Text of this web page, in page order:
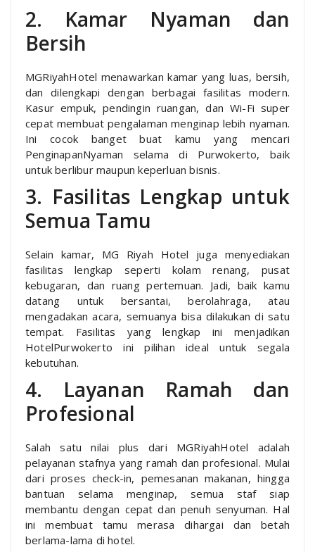
2. Kamar Nyaman dan
Bersih
MGRiyahHotel menawarkan kamar yang luas, bersih,
dan dilengkapi dengan berbagai fasilitas modern.
Kasur empuk, pendingin ruangan, dan Wi-Fi super
cepat membuat pengalaman menginap lebih nyaman.
Ini cocok banget buat kamu yang mencari
PenginapanNyaman selama di Purwokerto, baik
untuk berlibur maupun keperluan bisnis.
3. Fasilitas Lengkap untuk
Semua Tamu
Selain kamar, MG Riyah Hotel juga menyediakan
fasilitas lengkap seperti kolam renang, pusat
kebugaran, dan ruang pertemuan. Jadi, baik kamu
datang untuk bersantai, berolahraga, atau
mengadakan acara, semuanya bisa dilakukan di satu
tempat. Fasilitas yang lengkap ini menjadikan
HotelPurwokerto ini pilihan ideal untuk segala
kebutuhan.
4. Layanan Ramah dan
Profesional
Salah satu nilai plus dari MGRiyahHotel adalah
pelayanan stafnya yang ramah dan profesional. Mulai
dari proses check-in, pemesanan makanan, hingga
bantuan selama menginap, semua staf siap
membantu dengan cepat dan penuh senyuman. Hal
ini membuat tamu merasa dihargai dan betah
berlama-lama di hotel.